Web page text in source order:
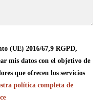
(UE) 2016/67,9 RGPD,
mis datos con el objetivo de
que ofrecen los servicios
política completa de